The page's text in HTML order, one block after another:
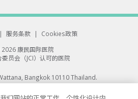
| 服务条款 |
Cookies政策
康民国际医院
委员会（JCI）认可的医院
Bangkok 10110 Thailand.
rights reserved.